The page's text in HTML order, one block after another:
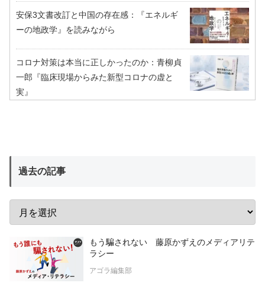
安保3文書改訂と中国の存在感：『エネルギ
ーの地政学』を読みながら
コロナ対策は本当に正しかったのか：青柳貞
一郎『臨床現場からみた新型コロナの虚と
実』
過去の記事
もう騙されない 藤原かずえのメディアリテ
ラシー
アゴラ編集部